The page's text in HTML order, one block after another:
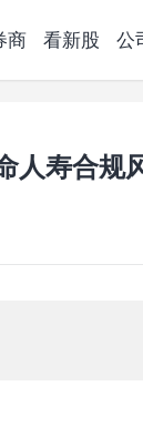
商 看新股 公
人寿合规